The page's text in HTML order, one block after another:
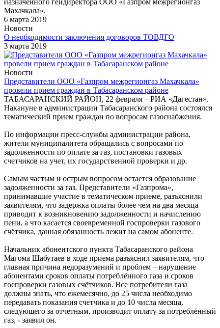
Махачкала».
6 марта 2019
Новости
О необходимости заключения договоров ТОВДГО
3 марта 2019
Новости
Представители ООО «Газпром межрегионгаз Махачкала»
провели прием граждан в Табасаранском районе
ТАБАСАРАНСКИЙ РАЙОН, 22 февраля – РИА «Дагестан».
Накануне в администрации Табасаранского района состоялся
тематический прием граждан по вопросам газоснабжения.
По информации пресс-службы администрации района,
жители муниципалитета обращались с вопросами по
задолженности по оплате за газ, постановки газовых
счетчиков на учет, их государственной проверки и др.
Самым частым и острым вопросом остается образование
задолженности за газ. Представители «Газпрома»,
принимавшие участие в тематическом приеме, разъяснили
заявителям, что задержка оплаты более чем на два месяца
приводит к возникновению задолженности и начислению
пени, а что касается своевременной госпроверки газового
счётчика, данная обязанность лежит на самом абоненте.
Начальник абонентского пункта Табасаранского района
Магома Шабутаев в ходе приема разъяснил заявителям, что
главная причина недоразумений и проблем – нарушение
абонентами сроков оплаты потреблённого газа и сроков
госпроверки газовых счётчиков. Все потребители газа
должны знать, что ежемесячно, до 25 числа необходимо
передавать показания счетчика и до 10 числа месяца,
следующего за отчетным, производит оплату за потреблённый
газ, - заявил он.